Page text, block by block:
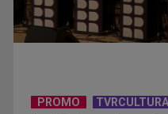
PROMO